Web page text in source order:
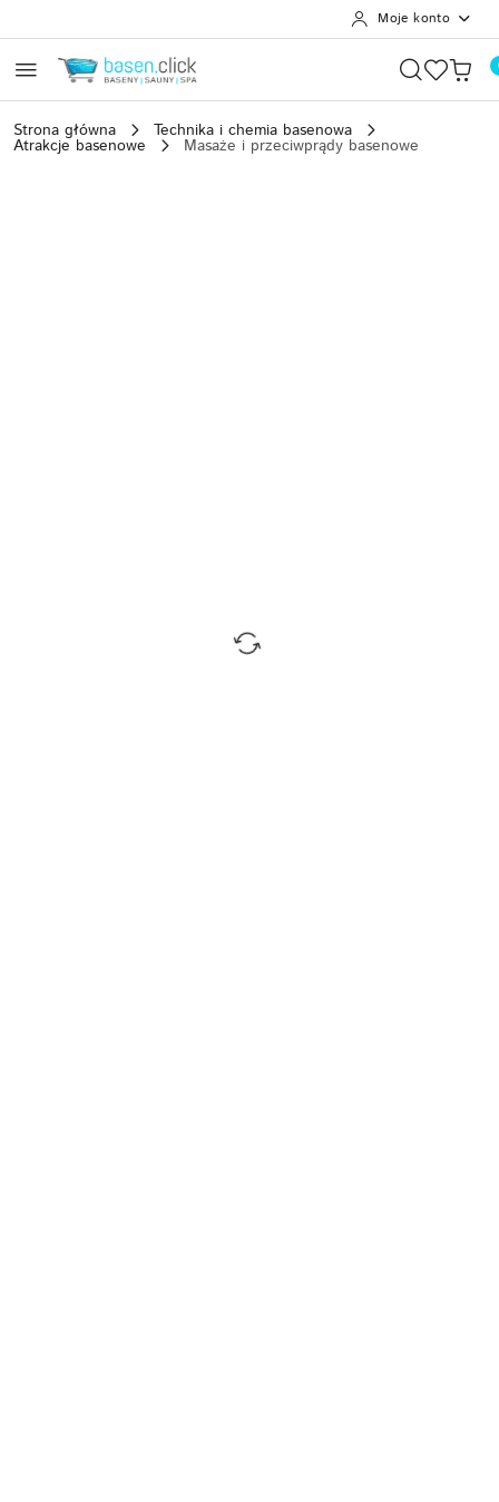
Moje konto
Strona główna Technika i chemia basenowa
Atrakcje basenowe Masaże i przeciwprądy basenowe